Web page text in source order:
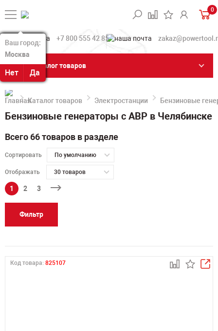
Ваш город:
Москва
Нет Да
Ваш город:
Москва
Нет Да
0
+7 800 555 42 85
Каталог товаров
Каталог товаров Электростанции Бензиновые
Бензиновые генераторы с АВР в Челябинске
Всего 66 товаров в разделе
Сортировать По умолчанию
Отображать 30 товаров
1 2 3
Фильтр
Код товара: 825107